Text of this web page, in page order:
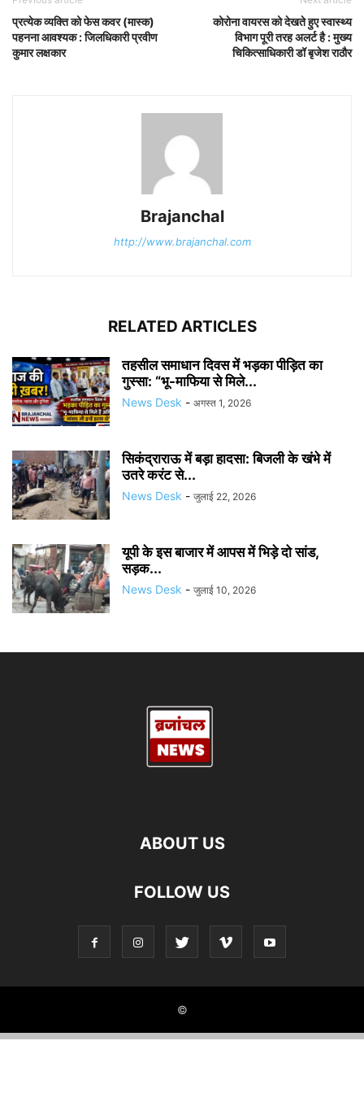
प्रत्येक व्यक्ति को फेस कवर (मास्क)
पहनना आवश्यक : जिलधिकारी प्रवीण
कुमार लक्षकार
कोरोना वायरस को देखते हुए स्वास्थ्य
विभाग पूरी तरह अलर्ट है : मुख्य
चिकित्साधिकारी डॉ बृजेश राठौर
Brajanchal
http://www.brajanchal.com
RELATED ARTICLES
तहसील समाधान दिवस में भड़का पीड़ित का
गुस्सा: “भू-माफिया से मिले...
News Desk - अगस्त 1, 2026
सिकंद्राराऊ में बड़ा हादसा: बिजली के खंभे में
उतरे करंट से...
News Desk - जुलाई 22, 2026
यूपी के इस बाजार में आपस में भिड़े दो सांड,
सड़क...
News Desk - जुलाई 10, 2026
ABOUT US
FOLLOW US
©